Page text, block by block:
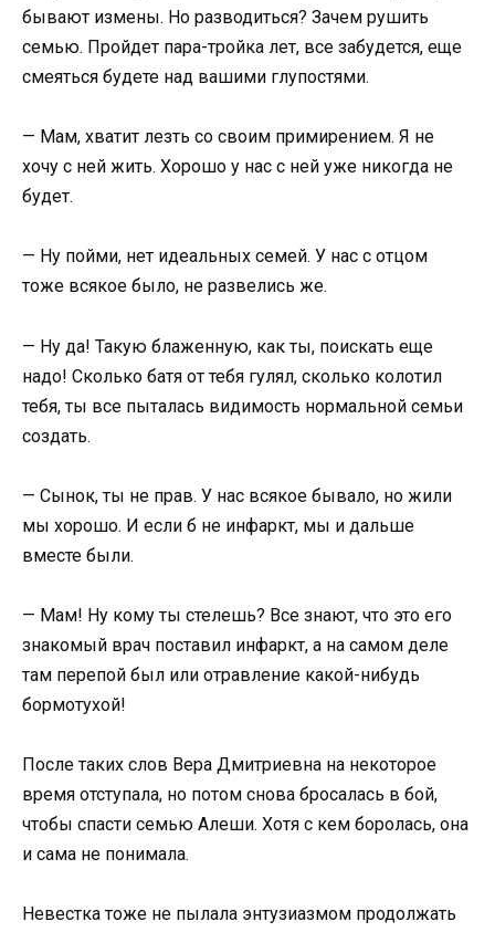
бывают измены. Но разводиться? Зачем рушить
семью. Пройдет пара-тройка лет, все забудется, еще
смеяться будете над вашими глупостями.
— Мам, хватит лезть со своим примирением. Я не
хочу с ней жить. Хорошо у нас с ней уже никогда не
будет.
— Ну пойми, нет идеальных семей. У нас с отцом
тоже всякое было, не развелись же.
— Ну да! Такую блаженную, как ты, поискать еще
надо! Сколько батя от тебя гулял, сколько колотил
тебя, ты все пыталась видимость нормальной семьи
создать.
— Сынок, ты не прав. У нас всякое бывало, но жили
мы хорошо. И если б не инфаркт, мы и дальше
вместе были.
— Мам! Ну кому ты стелешь? Все знают, что это его
знакомый врач поставил инфаркт, а на самом деле
там перепой был или отравление какой-нибудь
бормотухой!
После таких слов Вера Дмитриевна на некоторое
время отступала, но потом снова бросалась в бой,
чтобы спасти семью Алеши. Хотя с кем боролась, она
и сама не понимала.
Невестка тоже не пылала энтузиазмом продолжать